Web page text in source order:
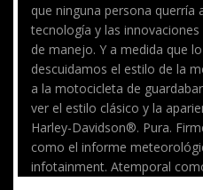
que ninguna persona querría
tecnología y las
de manejo. Y a medida que
descuidamos el estilo de la
a la motocicleta de
ver el estilo clásico y la
Harley-Davidson®. Pura.
como el informe
infotainment. Atemporal